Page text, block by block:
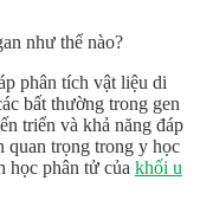
như thế nào?
phân tích vật liệu di
bất thường trong gen
triển và khả năng đáp
quan trọng trong y học
học phân tử của khối u